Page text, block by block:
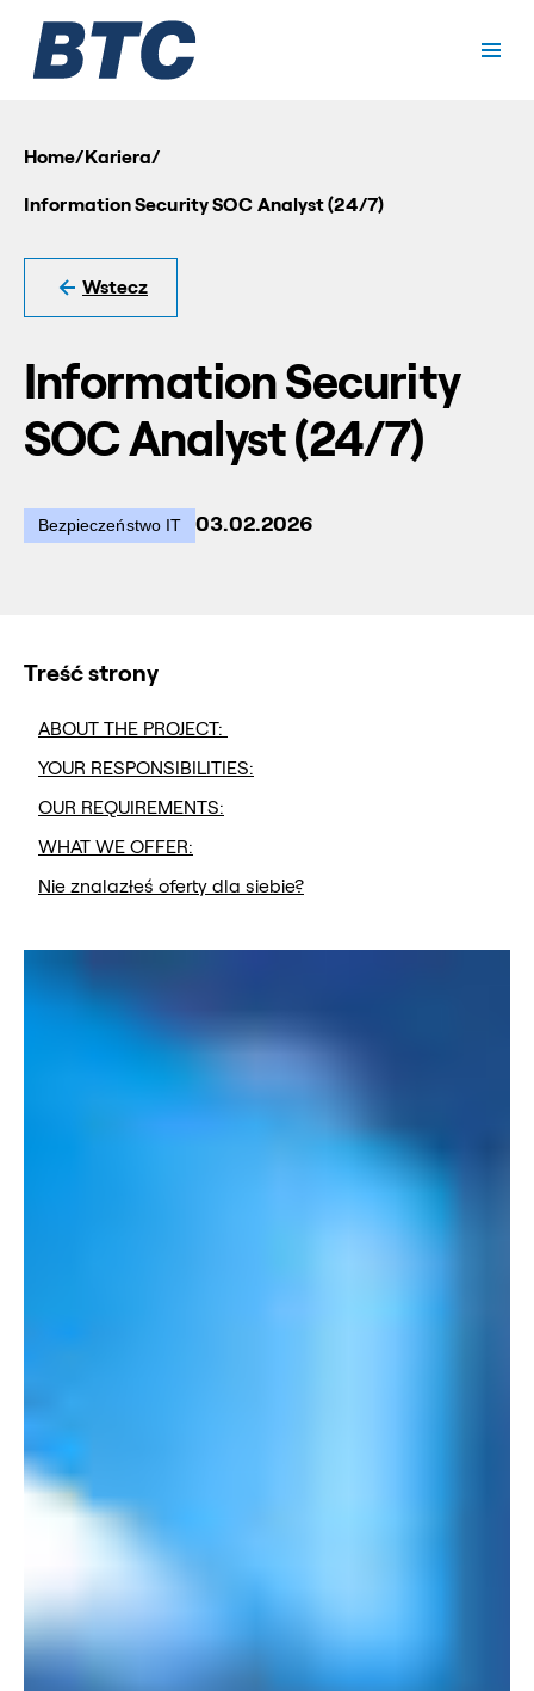
Home/ Kariera/
Information Security SOC Analyst (24/7)
Wstecz
Information Security
SOC Analyst (24/7)
Bezpieczeństwo IT 03.02.2026
Treść strony
ABOUT THE PROJECT:
YOUR RESPONSIBILITIES:
OUR REQUIREMENTS:
WHAT WE OFFER:
Nie znalazłeś oferty dla siebie?